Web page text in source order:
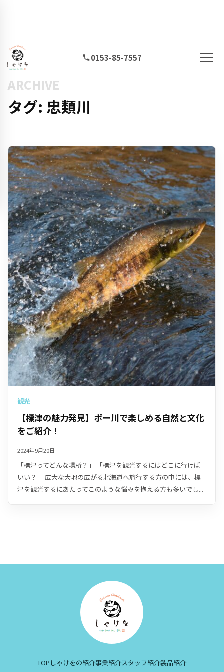
0153-85-7557
ARCHIVE
タグ: 忠類川
観光
【標津の魅力発見】ポー川で楽しめる自然と文化
をご紹介！
2024年9月20日
「標津ってどんな場所？」 「標津を観光するにはどこに行けば
いい？」 広大な大地の広がる北海道へ旅行する方の中には、標
津を観光するにあたってこのような悩みを抱える方も多いでし...
TOP しゃけをの紹介事業紹介スタッフ紹介製品紹介